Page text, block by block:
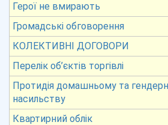
Герої не вмирають
Громадські обговорення
КОЛЕКТИВНІ ДОГОВОРИ
Перелік об’єктів торгівлі
Протидія домашньому та
насильству
Квартирний облік